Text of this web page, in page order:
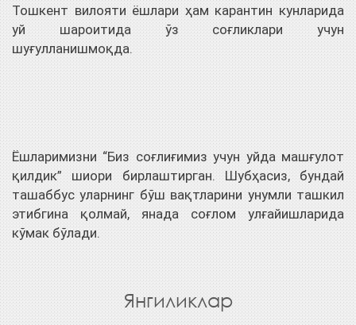
Тошкент вилояти ёшлари ҳам карантин кунларида
уй шароитида ўз соғликлари учун
шуғулланишмоқда.
Ёшларимизни “Биз соғлиғимиз учун уйда машғулот
қилдик” шиори бирлаштирган. Шубҳасиз, бундай
ташаббус уларнинг бўш вақтларини унумли ташкил
этибгина қолмай, янада соғлом улғайишларида
кўмак бўлади.
Янгиликлар